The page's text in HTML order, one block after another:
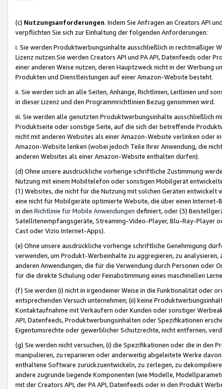
(c) Nutzungsanforderungen. Indem Sie Anfragen an Creators API
verpflichten Sie sich zur Einhaltung der folgenden Anforderungen:
i. Sie werden Produktwerbungsinhalte ausschließlich in rechtmäßiger
Lizenz nutzen.Sie werden Creators API und PA API, Datenfeeds oder
einer anderen Weise nutzen, deren Hauptzweck nicht in der Werbung
Produkten und Dienstleistungen auf einer Amazon-Website besteht.
ii. Sie werden sich an alle Seiten, Anhänge, Richtlinien, Leitlinien und
in dieser Lizenz und den Programmrichtlinien Bezug genommen wird.
iii. Sie werden alle genutzten Produktwerbungsinhalte ausschließlich
Produktseite oder sonstige Seite, auf die sich der betreffende
nicht mit anderen Websites als einer Amazon-Website verlinken oder
Amazon-Website lenken (wobei jedoch Teile Ihrer Anwendung, die
anderen Websites als einer Amazon-Website enthalten dürfen).
(d) Ohne unsere ausdrückliche vorherige schriftliche Zustimmung
Nutzung mit einem Mobiltelefon oder sonstigen Mobilgerät
(1) Websites, die nicht für die Nutzung mit solchen Geräten
eine nicht für Mobilgeräte optimierte Website, die über einen
in den Richtlinie für Mobile Anwendungen definiert, oder (3)
Satellitenempfangsgeräte, Streaming-Video-Player, Blu-Ray-Player
Cast oder Vizio Internet-Apps).
(e) Ohne unsere ausdrückliche vorherige schriftliche Genehmigung
verwenden, um Produkt-Werbeinhalte zu aggregieren, zu
anderen Anwendungen, die für die Verwendung durch Personen
für die direkte Schulung oder Feinabstimmung eines maschinellen
(f) Sie werden (i) nicht in irgendeiner Weise in die Funktionalität oder
entsprechenden Versuch unternehmen; (ii) keine
Kontaktaufnahme mit Verkäufern oder Kunden oder sonstiger
API, Datenfeeds, Produktwerbungsinhalten oder Spezifikationen
Eigentumsrechte oder gewerblicher Schutzrechte, nicht entfernen,
(g) Sie werden nicht versuchen, (i) die Spezifikationen oder die in
manipulieren, zu reparieren oder anderweitig abgeleitete Werke
enthaltene Software zurückzuentwickeln, zu zerlegen, zu
andere zugrunde liegende Komponenten (wie Modelle,
mit der Creators API, der PA API, Datenfeeds oder in den Produkt